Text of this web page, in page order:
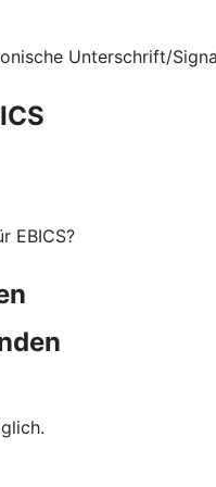
Unterschrift/
EBICS?